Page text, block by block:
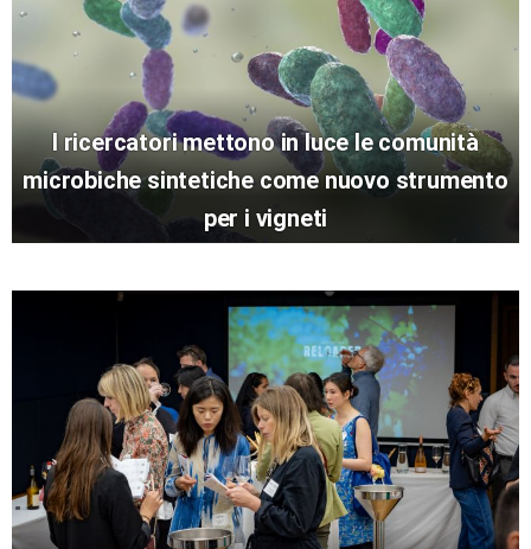
I ricercatori mettono in luce le comunità
microbiche sintetiche come nuovo strumento
per i vigneti